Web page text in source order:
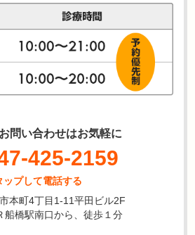
問い合わせはお気軽に
425-2159
ップして電話する
本町4丁目1-11平田ビル2F
船橋駅南口から、徒歩１分